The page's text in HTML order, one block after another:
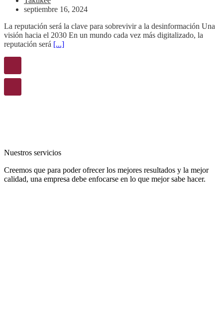
septiembre 16, 2024
La reputación será la clave para sobrevivir a la desinformación Una
visión hacia el 2030 En un mundo cada vez más digitalizado, la
reputación será [...]
Nuestros servicios
Creemos que para poder ofrecer los mejores resultados y la mejor
calidad, una empresa debe enfocarse en lo que mejor sabe hacer.